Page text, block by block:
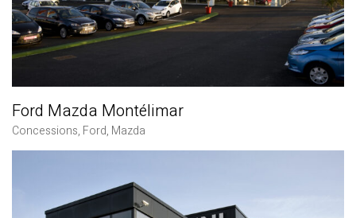
Ford Mazda Montélimar
Concessions, Ford, Mazda